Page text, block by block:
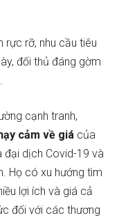
rực rỡ, nhu cầu tiêu
đối thủ đáng gờm
cạnh tranh,
cảm về giá của
đại dịch Covid-19 và
Họ có xu hướng tìm
lợi ích và giá cả
đối với các thương